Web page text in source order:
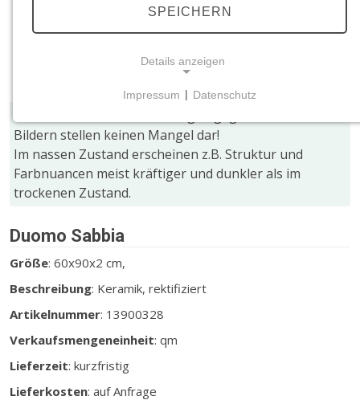
Bildern stellen keinen Mangel dar!
Im nassen Zustand erscheinen z.B. Struktur und
Farbnuancen meist kräftiger und dunkler als im
trockenen Zustand.
Duomo Sabbia
Größe: 60x90x2 cm,
Beschreibung: Keramik, rektifiziert
Artikelnummer: 13900328
Verkaufsmengeneinheit: qm
Lieferzeit: kurzfristig
Lieferkosten: auf Anfrage
SPEICHERN
Details anzeigen
Notwendige Cookies ermöglichen grundlegende
Funktionen und sind für die einwandfreie Funktion
der Website erforderlich.
TYPO3
Name:
Anwenders gesetzt. Es bietet dem Anwender
und im Sortiment
Impressum | Datenschutz